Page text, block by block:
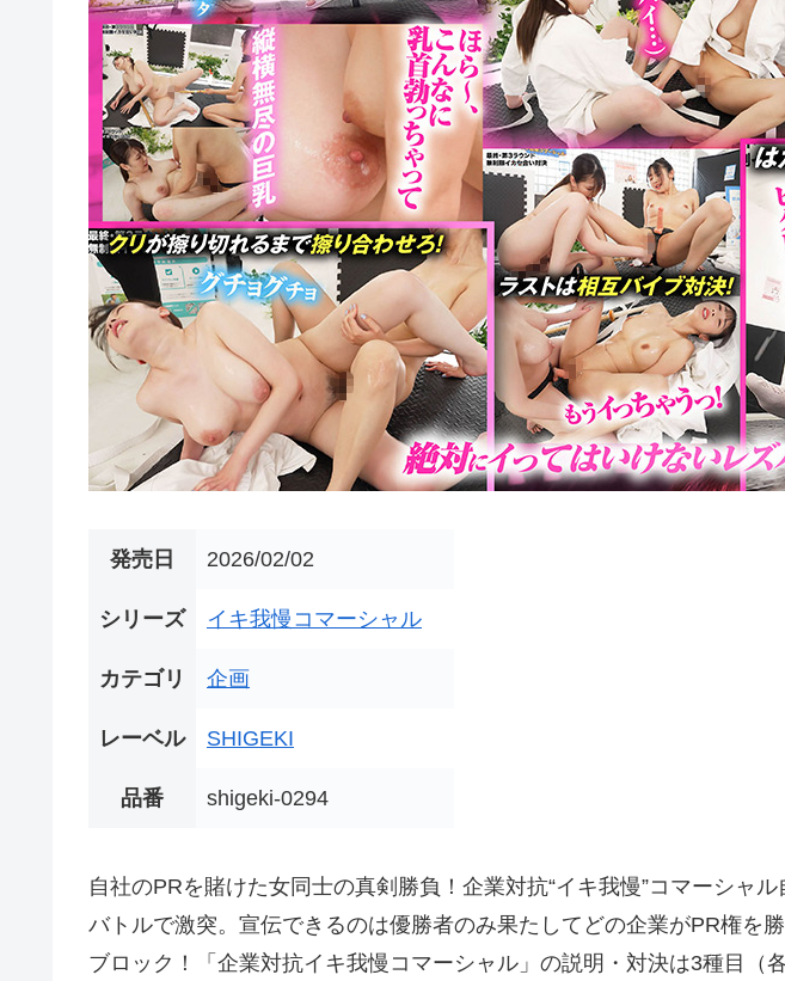
発売日 2026/02/02
シリーズ イキ我慢コマーシャル
カテゴリ 企画
レーベル SHIGEKI
品番 shigeki-0294
自社のPRを賭けた女同士の真剣勝負！企業対抗“イキ我慢”コマーシャ
バトルで激突。宣伝できるのは優勝者のみ果たしてどの企業がPR権
ブロック！「企業対抗イキ我慢コマーシャル」の説明・対決は3種目